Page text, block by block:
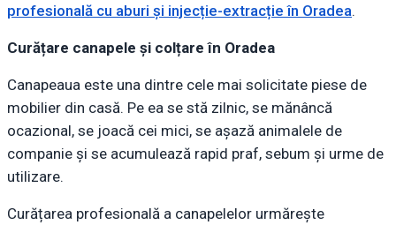
profesională cu aburi și injecție-extracție în Oradea.
Curățare canapele și colțare în Oradea
Canapeaua este una dintre cele mai solicitate piese de
mobilier din casă. Pe ea se stă zilnic, se mănâncă
ocazional, se joacă cei mici, se așază animalele de
companie și se acumulează rapid praf, sebum și urme de
utilizare.
Curățarea profesională a canapelelor urmărește